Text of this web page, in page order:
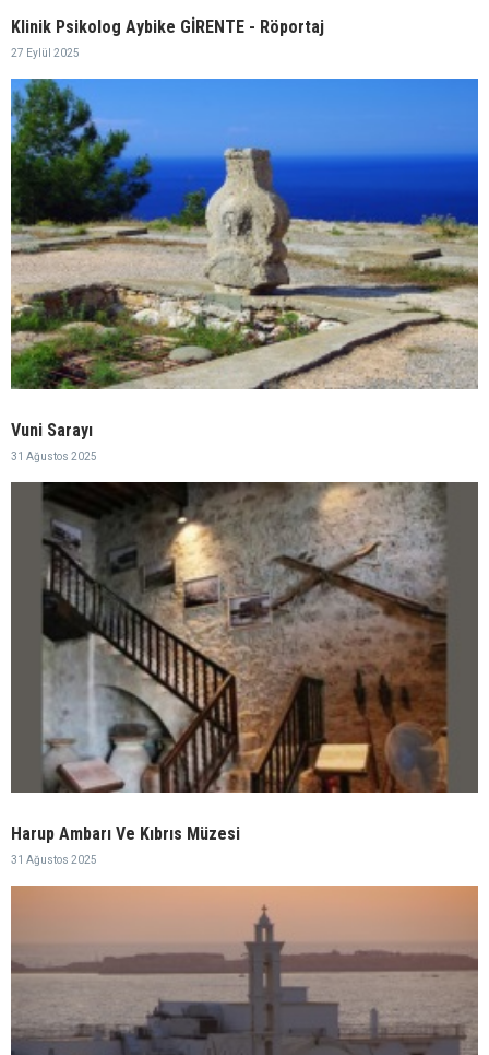
Klinik Psikolog Aybike GİRENTE - Röportaj
27 Eylül 2025
Vuni Sarayı
31 Ağustos 2025
Harup Ambarı Ve Kıbrıs Müzesi
31 Ağustos 2025